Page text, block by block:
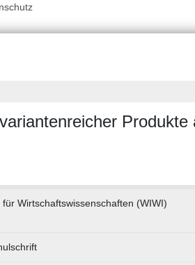
Produkte
für Wirtschaftswissenschaften (WIWI)